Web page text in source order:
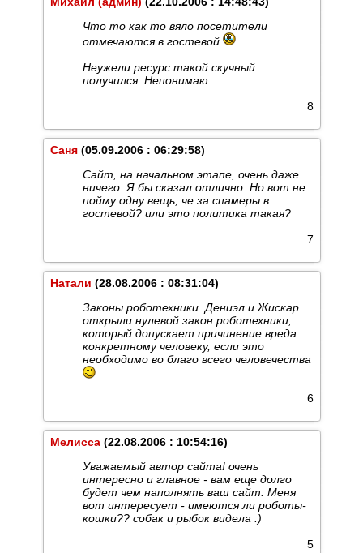
Что то как то вяло посетители
отмечаются в гостевой
Неужели ресурс такой скучный
получился. Непонимаю...
8
Саня(05.09.2006 : 06:29:58)
Сайт, на начальном этапе, очень даже
ничего. Я бы сказал отлично. Но вот не
пойму одну вещь, че за спамеры в
гостевой? или это политика такая?
7
Натали (28.08.2006 : 08:31:04)
Законы роботехники. Дениэл и Жискар
открыли нулевой закон роботехники,
который допускает причинение вреда
конкретному человеку, если это
необходимо во благо всего человечества
6
Мелисса(22.08.2006 : 10:54:16)
Уважаемый автор сайта! очень
интересно и главное - вам еще долго
будет чем наполнять ваш сайт. Меня
вот интересует - имеются ли роботы-
кошки?? собак и рыбок видела :)
5